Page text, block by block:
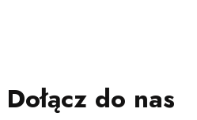
Dołącz do nas